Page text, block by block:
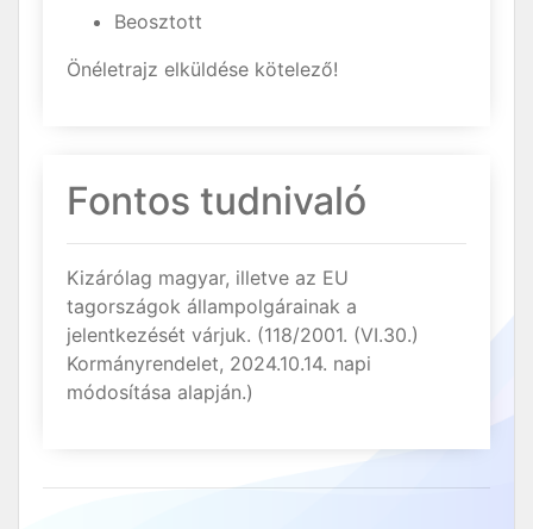
Beosztott
Önéletrajz elküldése kötelező!
Fontos tudnivaló
Kizárólag magyar, illetve az EU
tagországok állampolgárainak a
jelentkezését várjuk. (118/2001. (VI.30.)
Kormányrendelet, 2024.10.14. napi
módosítása alapján.)